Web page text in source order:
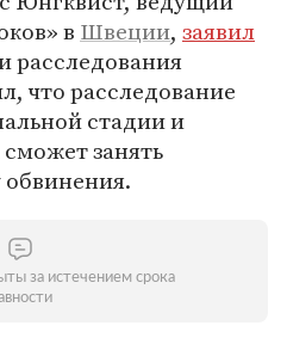
в Швеции, заявил
расследования
что расследование
стадии и
занять
за истечением срока